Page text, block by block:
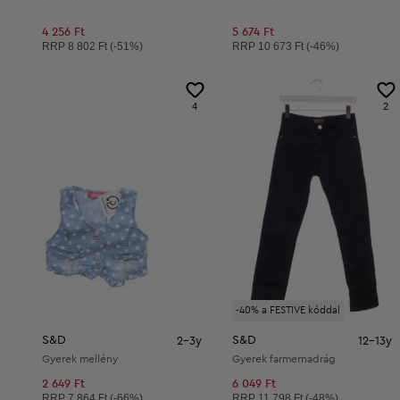
4 256 Ft
Ajánlott ár:
RRP 8 802 Ft (-51%)
5 674 Ft
Ajánlott ár:
RRP 10 673 Ft (-46%)
4
S&D 2-3y
Gyerek mellény
2 649 Ft
-40% a FESTIVE kóddal
2
S&D 12-13y
Gyerek farmernadrág
6 049 Ft